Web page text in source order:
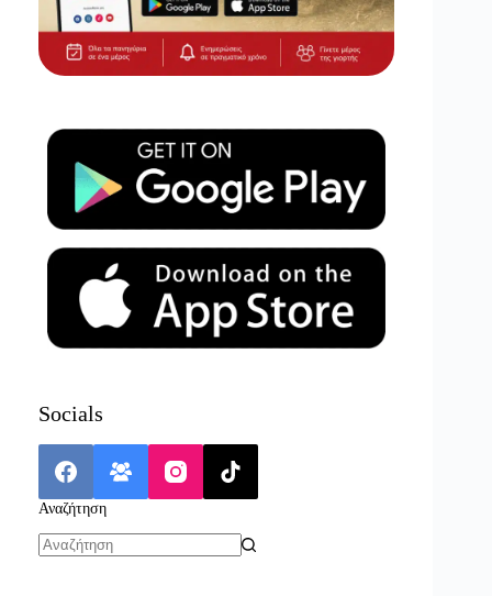
Socials
Αναζήτηση